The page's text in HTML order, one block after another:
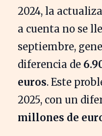
2024, la
a cuenta no se
septiembre,
diferencia de
euros. Este
2025, con un
millones de